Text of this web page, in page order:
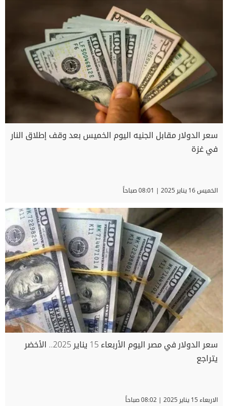
سعر الدولار مقابل الجنيه اليوم الخميس بعد وقف إطلاق النار
في غزة
الخميس 16 يناير 2025 | 08:01 صباحاً
سعر الدولار في مصر اليوم الأربعاء 15 يناير 2025.. الأخضر
يتراجع
الاربعاء 15 يناير 2025 | 08:02 صباحاً